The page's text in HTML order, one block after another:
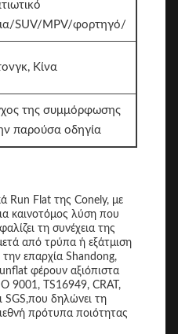
SUV/MPV/φορτηγό/
Κίνα
της συμμόρφωσης
παρούσα οδηγία
Run Flat της Conely, με
καινοτόμος λύση που
τη συνέχεια της
από τρύπα ή εξάτμιση
επαρχία Shandong,
φέρουν αξιόπιστα
9001, TS16949, CRAT,
SGS,που δηλώνει τη
πρότυπα ποιότητας